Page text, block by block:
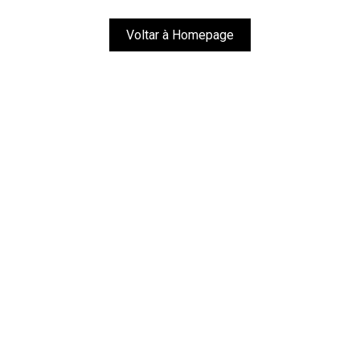
Voltar à Homepage